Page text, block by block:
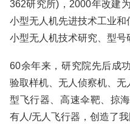
362研究所)，2000年改建
小型无人机先进技术工业
小型无人机技术研究、型号
60余年来，研究院先后成
验取样机、无人侦察机、
型飞行器、高速伞靶、掠
有人/无人飞行器，创造了